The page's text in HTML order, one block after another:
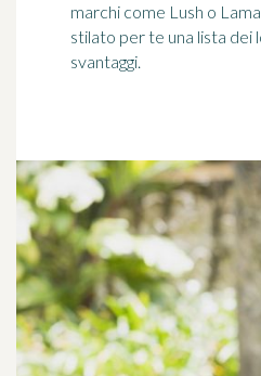
marchi come Lush o
stilato per te una lista dei
svantaggi.